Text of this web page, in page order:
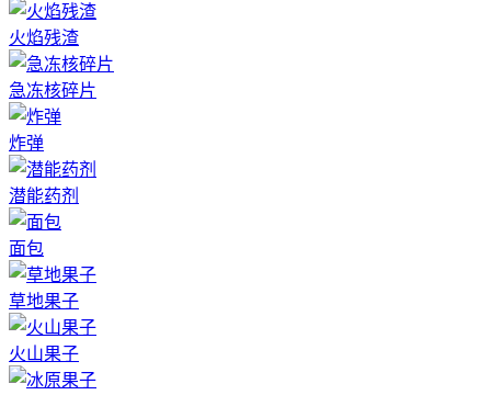
火焰残渣
急冻核碎片
炸弹
潜能药剂
面包
草地果子
火山果子